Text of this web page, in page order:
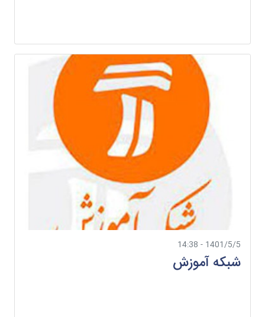
1401/5/5 - 14:38
شبکه آموزش